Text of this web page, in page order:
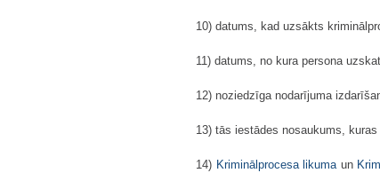
10) datums, kad uzsākts
11) datums, no kura persona
12) noziedzīga nodarījuma
13) tās iestādes nosaukums,
14) Kriminālprocesa likumaun